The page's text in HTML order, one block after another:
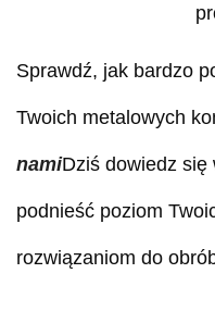
Sprawdź, jak bardzo
Twoich metalowych
namiDziś dowiedz się
podnieść poziom
rozwiązaniom do